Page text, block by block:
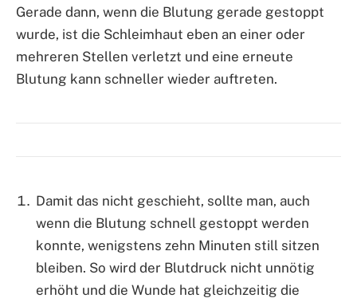
Gerade dann, wenn die Blutung gerade gestoppt
wurde, ist die Schleimhaut eben an einer oder
mehreren Stellen verletzt und eine erneute
Blutung kann schneller wieder auftreten.
Damit das nicht geschieht, sollte man, auch
wenn die Blutung schnell gestoppt werden
konnte, wenigstens zehn Minuten still sitzen
bleiben. So wird der Blutdruck nicht unnötig
erhöht und die Wunde hat gleichzeitig die